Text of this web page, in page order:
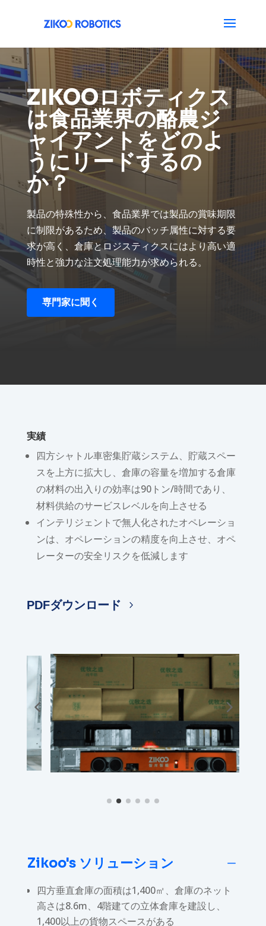
ZIKOOロボティクス
は食品業界の酪農ジ
ャイアントをどのよ
うにリードするの
か？
製品の特殊性から、食品業界では製品の賞味期限
に制限があるため、製品のバッチ属性に対する要
求が高く、倉庫とロジスティクスにはより高い適
時性と強力な注文処理能力が求められる。
専門家に聞く
実績
四方シャトル車密集貯蔵システム、貯蔵スペー
スを上方に拡大し、倉庫の容量を増加する倉庫
の材料の出入りの効率は90トン/時間であり、
材料供給のサービスレベルを向上させる
インテリジェントで無人化されたオペレーショ
ンは、オペレーションの精度を向上させ、オペ
レーターの安全リスクを低減します
PDFダウンロード
Zikoo's ソリューション K
四方垂直倉庫の面積は1,400㎡、倉庫のネット
高さは8.6m、4階建ての立体倉庫を建設し、
1,400以上の貨物スペースがある